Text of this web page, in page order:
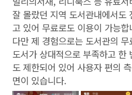
잘 몰랐던 지역 도서관내에서도
고 있어 무료로도 이용이 가능합
다만 제 경험으로는 도서관의
도서가 상대적으로 부족하고 한
도 제한되어 있어 사용자 편의
면이 있습니다.